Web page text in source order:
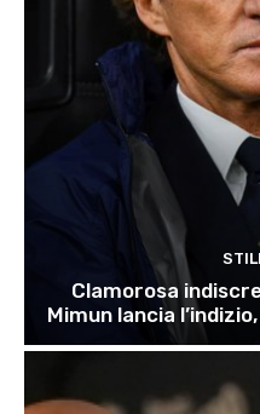
Clamorosa
Mimun lancia